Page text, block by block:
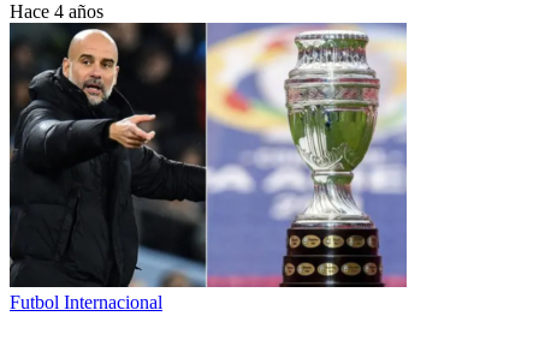
Hace 4 años
Futbol Internacional